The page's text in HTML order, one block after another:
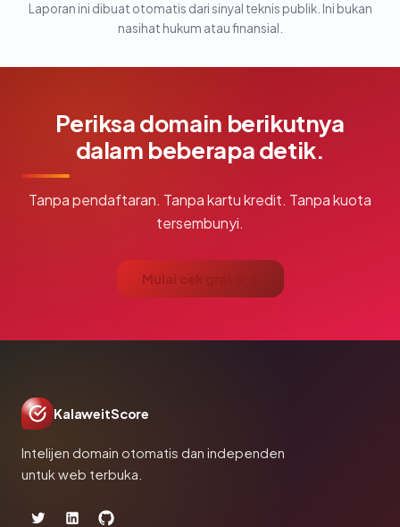
Laporan ini dibuat otomatis dari sinyal teknis publik. Ini bukan
nasihat hukum atau finansial.
Periksa domain berikutnya
dalam beberapa detik.
Tanpa pendaftaran. Tanpa kartu kredit. Tanpa kuota
tersembunyi.
Mulai cek gratis →
KalaweitScore
Intelijen domain otomatis dan independen
untuk web terbuka.